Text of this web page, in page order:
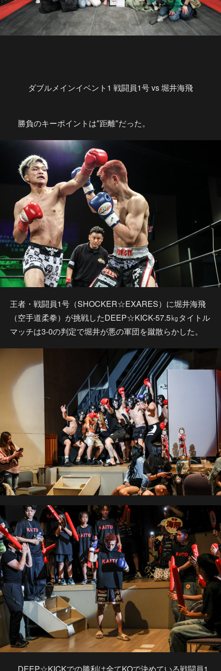
ダブルメインイベント1 戦闘員1号 vs 堀井海飛
勝負のキーポイントは″距離″だった。
王者・戦闘員1号（SHOCKER☆EXARES）に堀井海飛
（空手道柔拳）が挑戦したDEEP☆KICK-57.5㎏タイトル
マッチは3-0の判定で堀井が悪の軍団を蹴散らかした。